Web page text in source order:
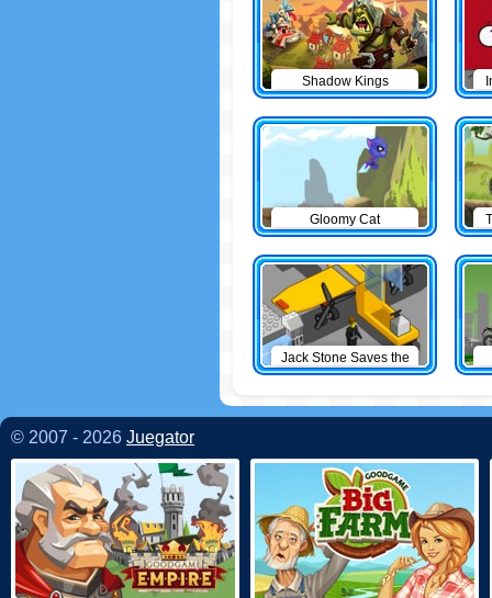
Shadow Kings
Gloomy Cat
Jack Stone Saves the
Day
© 2007 - 2026 Juegator